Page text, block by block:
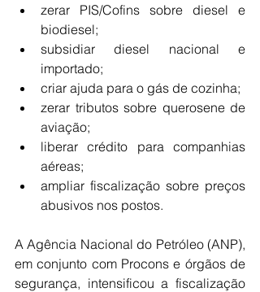
zerar PIS/Cofins sobre diesel e
biodiesel;
subsidiar diesel nacional e
importado;
criar ajuda para o gás de cozinha;
zerar tributos sobre querosene de
aviação;
liberar crédito para companhias
aéreas;
ampliar fiscalização sobre preços
abusivos nos postos.
A Agência Nacional do Petróleo (ANP),
em conjunto com Procons e órgãos de
segurança, intensificou a fiscalização